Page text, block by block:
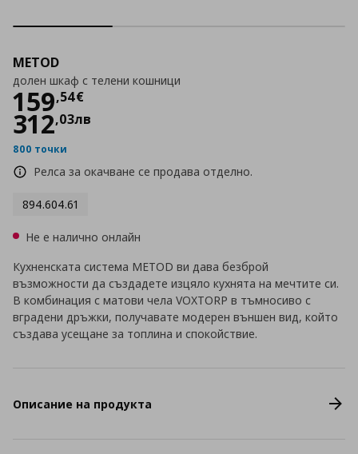
METOD
долен шкаф с телени кошници
159,54€
Цена
312,03лв
800 точки
Релса за окачване се продава отделно.
894.604.61
Не е налично онлайн
Кухненската система METOD ви дава безброй
възможности да създадете изцяло кухнята на мечтите си.
В комбинация с матови чела VOXTORP в тъмносиво с
вградени дръжки, получавате модерен външен вид, който
създава усещане за топлина и спокойствие.
Описание на продукта